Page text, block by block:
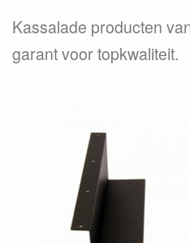
Kassalade producten
garant voor topkwaliteit.